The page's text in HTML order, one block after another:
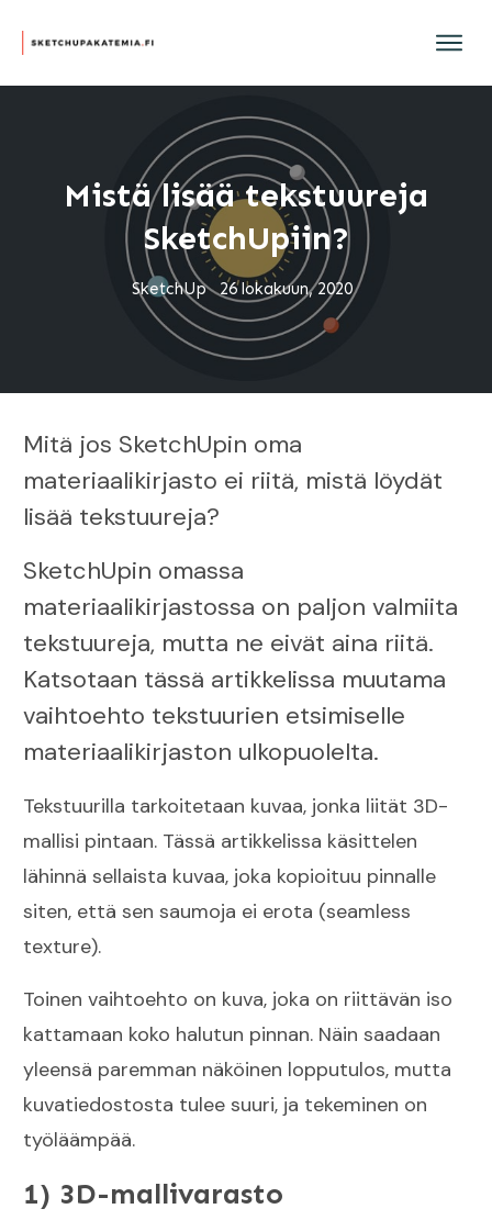
Mistä lisää tekstuureja
SketchUpiin?
SketchUp 26 lokakuun, 2020
Mitä jos SketchUpin oma
materiaalikirjasto ei riitä, mistä löydät
lisää tekstuureja?
SketchUpin omassa
materiaalikirjastossa on paljon valmiita
tekstuureja, mutta ne eivät aina riitä.
Katsotaan tässä artikkelissa muutama
vaihtoehto tekstuurien etsimiselle
materiaalikirjaston ulkopuolelta.
Tekstuurilla tarkoitetaan kuvaa, jonka liität 3D-
mallisi pintaan. Tässä artikkelissa käsittelen
lähinnä sellaista kuvaa, joka kopioituu pinnalle
siten, että sen saumoja ei erota (seamless
texture).
Toinen vaihtoehto on kuva, joka on riittävän iso
kattamaan koko halutun pinnan. Näin saadaan
yleensä paremman näköinen lopputulos, mutta
kuvatiedostosta tulee suuri, ja tekeminen on
työläämpää.
1) 3D-mallivarasto